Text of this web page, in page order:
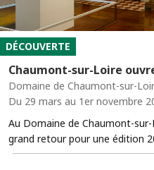
DÉCOUVERTE
Chaumont-sur-Loire
Domaine de Chaumont-sur-
Du 29 mars au 1er novembre
Au Domaine de Chaumont-
grand retour pour une édition